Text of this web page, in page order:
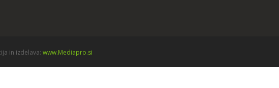
in izdelava: www.Mediapro.si